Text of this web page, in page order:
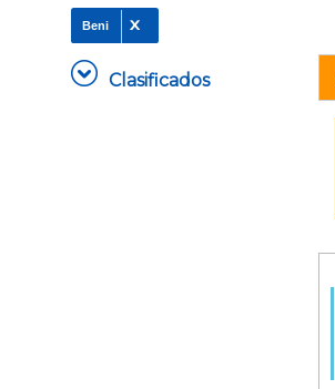
Beni
Clasificados